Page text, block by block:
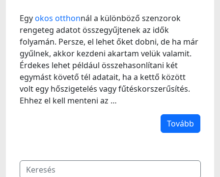
Egyokos otthonnál a különböző szenzorok
rengeteg adatot összegyűjtenek az idők
folyamán. Persze, el lehet őket dobni, de ha már
gyűlnek, akkor kezdeni akartam velük valamit.
Érdekes lehet például összehasonlítani két
egymást követő tél adatait, ha a kettő között
volt egy hőszigetelés vagy fűtéskorszerűsítés.
Ehhez el kell menteni az …
Tovább